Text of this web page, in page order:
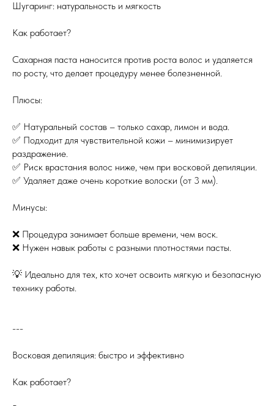
Шугаринг: натуральность и мягкость
Как работает?
Сахарная паста наносится против роста волос и удаляется
по росту, что делает процедуру менее болезненной.
Плюсы:
✅ Натуральный состав – только сахар, лимон и вода.
✅ Подходит для чувствительной кожи – минимизирует
раздражение.
✅ Риск врастания волос ниже, чем при восковой депиляции.
✅ Удаляет даже очень короткие волоски (от 3 мм).
Минусы:
❌ Процедура занимает больше времени, чем воск.
❌ Нужен навык работы с разными плотностями пасты.
💡 Идеально для тех, кто хочет освоить мягкую и безопасную
технику работы.
---
Восковая депиляция: быстро и эффективно
Как работает?